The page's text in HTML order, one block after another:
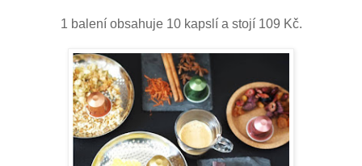
1 balení obsahuje 10 kapslí a stojí 109 Kč.